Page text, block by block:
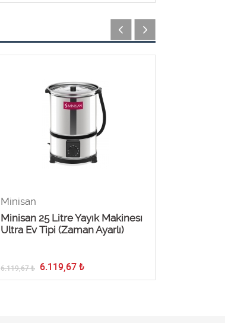
Minisan
Minisan 25 Litre Yayık Makinesı
Ultra Ev Tipi (Zaman Ayarlı)
6.119,67₺ 6.119,67 ₺